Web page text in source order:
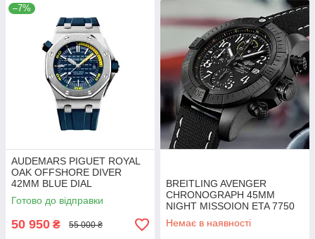
–7%
AUDEMARS PIGUET ROYAL
OAK OFFSHORE DIVER
42MM BLUE DIAL
15710ST.OO.A027CA.01
Готово до відправки
50 950 ₴ 55 000 ₴
BREITLING AVENGER
CHRONOGRAPH 45MM
NIGHT MISSOION ETA 7750
ref. V13317101B1X1. VIP
Немає в наявності